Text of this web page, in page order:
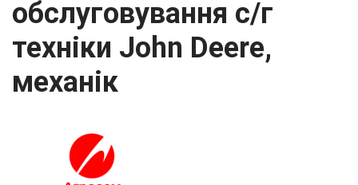
обслуговування с/г
техніки John Deere,
механік